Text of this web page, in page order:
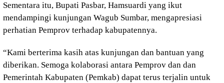
Sementara itu, Bupati Pasbar, Hamsuardi yang ikut
mendampingi kunjungan Wagub Sumbar, mengapresiasi
perhatian Pemprov terhadap kabupatennya.
“Kami berterima kasih atas kunjungan dan bantuan yang
diberikan. Semoga kolaborasi antara Pemprov dan dan
Pemerintah Kabupaten (Pemkab) dapat terus terjalin untuk